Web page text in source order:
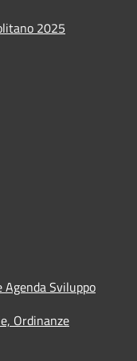
2025
Sviluppo
Ordinanze